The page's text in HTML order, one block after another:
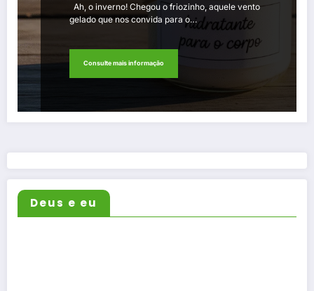
Ah, o inverno! Chegou o friozinho, aquele vento
gelado que nos convida para o…
Consulte mais informação
Deus e eu